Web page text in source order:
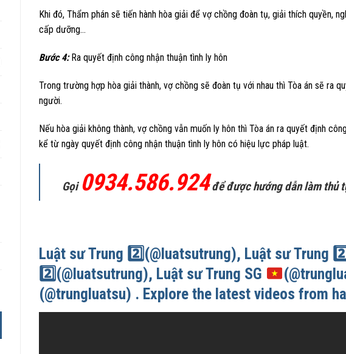
Khi đó, Thẩm phán sẽ tiến hành hòa giải để vợ chồng đoàn tụ, giải thích quyền,
cấp dưỡng…
Bước 4:Ra quyết định công nhận thuận tình ly hôn
Trong trường hợp hòa giải thành, vợ chồng sẽ đoàn tụ với nhau thì Tòa án sẽ ra
người.
Nếu hòa giải không thành, vợ chồng vẫn muốn ly hôn thì Tòa án ra quyết định
kể từ ngày quyết định công nhận thuận tình ly hôn có hiệu lực pháp luật.
Gọi 0934.586.924để được hướng dẫn làm thủ
Luật sư Trung 2️⃣(@luatsutrung), Luật sư Trung
2️⃣(@luatsutrung), Luật sư Trung SG
(@trungluatsu) . Explore the latest videos from